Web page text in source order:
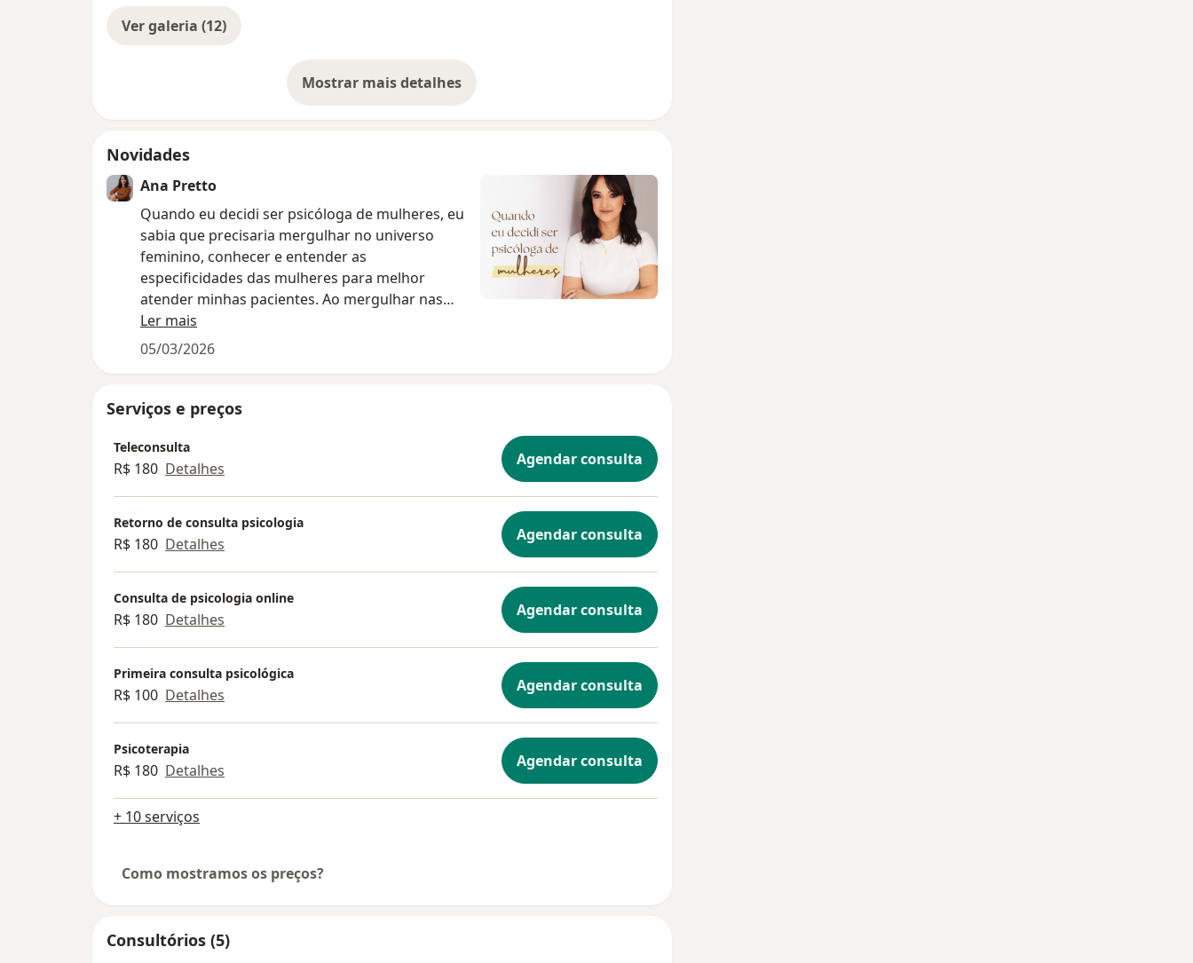
Ver galeria (12)
Mostrar mais detalhes
sobre a experiência
Novidades
Ana Pretto
Quando eu decidi ser psicóloga de mulheres, eu
sabia que precisaria mergulhar no universo
feminino, conhecer e entender as
especificidades das mulheres para melhor
atender minhas pacientes. Ao mergulhar nas
dores e dificuldades das mulheres, eu fui
identificando algumas raízes adoecidas nelas
serem muito duras com elas e tolerantes com
hábitos e formas de se relacionar não
saudáveis, violentos e/ou agressivos com elas.
Muitas mulheres crescem achando que é
normal sentir culpa, ser desrespeitada pela
forma de pensar, sentir e agir, estar sempre
forte enquanto invalida suas próprias dores, e
que estar sobrecarregada faz parte do seu
papel. São muitos pedaços que vão ficando pelo
colocar no seu lugar de potência e força, e sim,
vai te arrastar para mais dor e sofrimento.
Há muitos atravessamentos para entender as
duras penas que se sofre por ser mulher,
cabeça” e que você não está louca coisa
nenhuma! É a realidade dura mesmo, existindo
exploração, da injustiça e te deixando distante
Eu acredito na potência feminina e na
Ler mais
05/03/2026
Serviços e preços
Teleconsulta
R$ 180 Detalhes Agendar consulta
Retorno de consulta psicologia
R$ 180 Detalhes Agendar consulta
Consulta de psicologia online
R$ 180 Detalhes Agendar consulta
Primeira consulta psicológica
R$ 100 Detalhes Agendar consulta
Psicoterapia
R$ 180 Detalhes Agendar consulta
+ 10 serviços
Como mostramos os preços?
Consultórios (5)